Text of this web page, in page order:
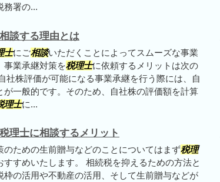
務署の...
談する理由とは
士にご相談いただくことによってスムーズな事業
事業承継対策を税理士に依頼するメリットは次の
社株評価が可能になる事業承継を行う際には、自
一般的です。そのため、自社株の評価額を計算
理士に...
理士に相談するメリット
ための生前贈与などのことについてはまず税理
すすめいたします。 相続税を抑えるための方法と
枠の活用や不動産の活用、そして生前贈与などが